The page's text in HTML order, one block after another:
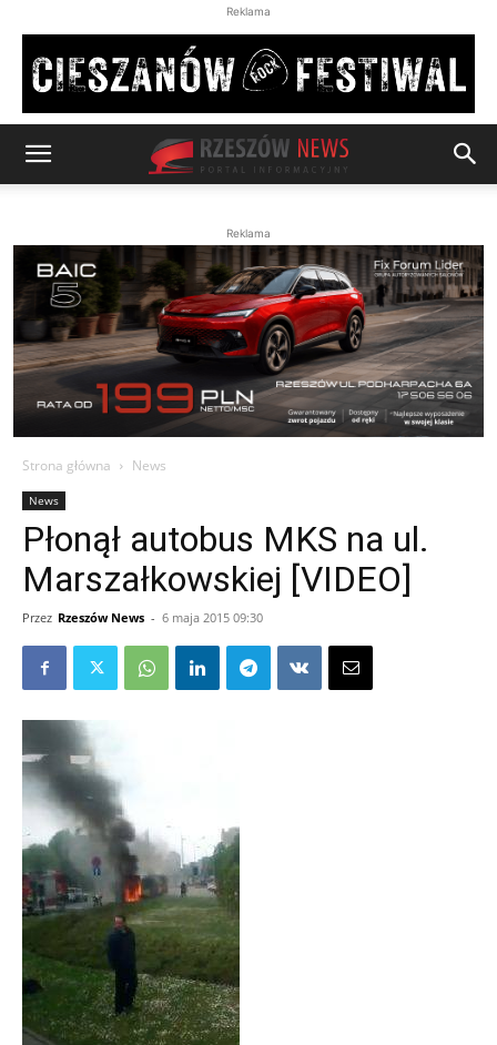
Reklama
Reklama
Strona główna News
News
Płonął autobus MKS na ul.
Marszałkowskiej [VIDEO]
Przez Rzeszów News - 6 maja 2015 09:30